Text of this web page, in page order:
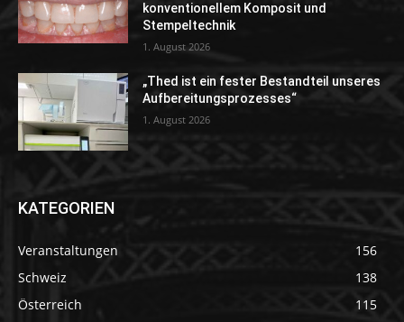
konventionellem Komposit und
Stempeltechnik
1. August 2026
„Thed ist ein fester Bestandteil unseres
Aufbereitungsprozesses“
1. August 2026
KATEGORIEN
Veranstaltungen
156
Schweiz
138
Österreich
115